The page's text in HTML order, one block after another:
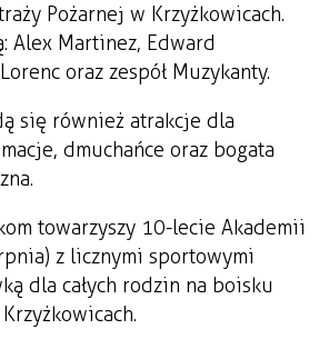
Pożarnej w Krzyżkowicach.
Alex Martinez, Edward
oraz zespół Muzykanty.
się również atrakcje dla
dmuchańce oraz bogata
towarzyszy 10-lecie Akademii
z licznymi sportowymi
dla całych rodzin na boisku